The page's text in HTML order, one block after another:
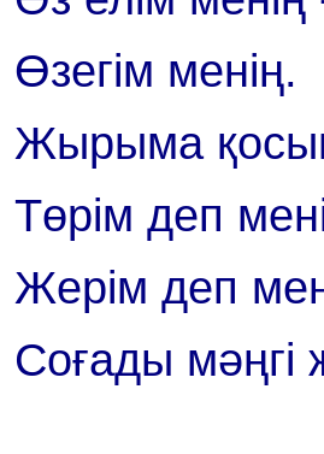
Өзегім менің.
Жырыма
Төрім деп
Жерім деп
Соғады мәңгі